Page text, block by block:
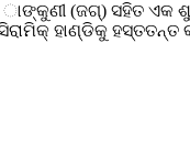
(ଜଗ୍) ସହିତ ଏକ
ହାଣ୍ଡିକୁ ହସ୍ତତନ୍ତ